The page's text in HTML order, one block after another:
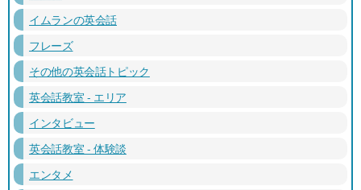
イムランの英会話
フレーズ
その他の英会話トピック
英会話教室 - エリア
インタビュー
英会話教室 - 体験談
エンタメ